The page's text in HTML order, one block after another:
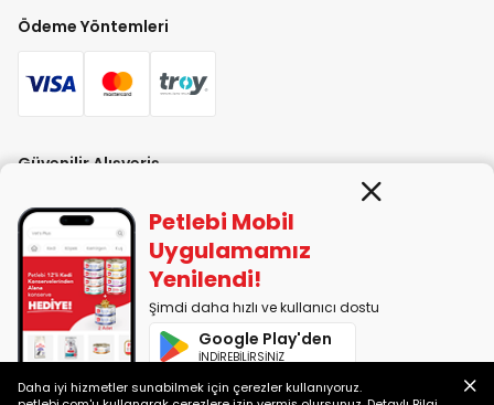
Ödeme Yöntemleri
Güvenilir Alışveriş
PETLEBİ EVCİL HAYVAN ÜRÜNLERİ PAZ. SAN. TİC. LTD. ŞTİ. Alaşarköy Mah.
1. Alaşar Cad. No: 9 Osmangazi/Bursa
Petlebi Mobil
Uygulamamız
Yenilendi!
Şimdi daha hızlı ve kullanıcı dostu
Google Play'den
İNDİREBİLİRSİNİZ
App Store'dan
Daha iyi hizmetler sunabilmek için çerezler kullanıyoruz.